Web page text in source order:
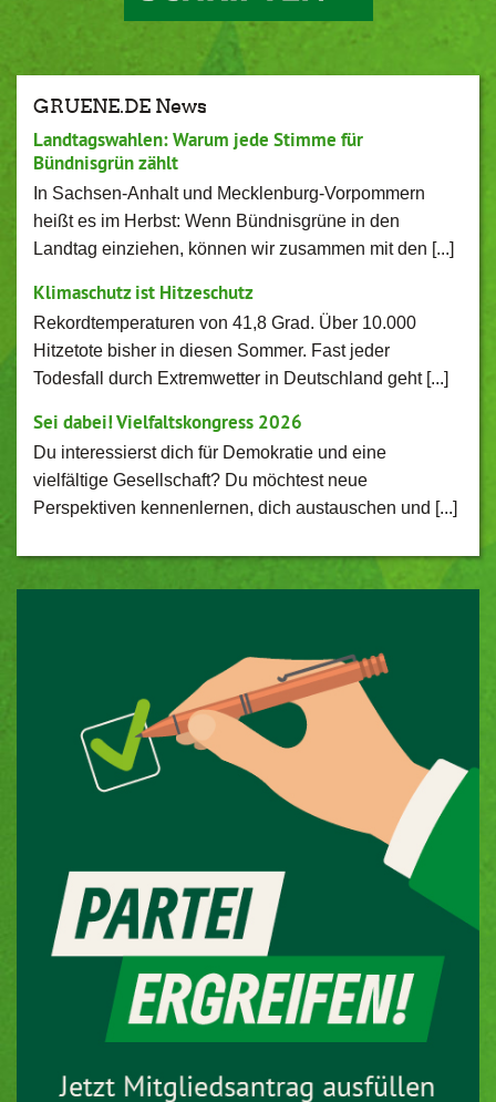
GRUENE.DE News
Landtagswahlen: Warum jede Stimme für
Bündnisgrün zählt
In Sachsen-Anhalt und Mecklenburg-Vorpommern
heißt es im Herbst: Wenn Bündnisgrüne in den
Landtag einziehen, können wir zusammen mit den [...]
Klimaschutz ist Hitzeschutz
Rekordtemperaturen von 41,8 Grad. Über 10.000
Hitzetote bisher in diesen Sommer. Fast jeder
Todesfall durch Extremwetter in Deutschland geht [...]
Sei dabei! Vielfaltskongress 2026
Du interessierst dich für Demokratie und eine
vielfältige Gesellschaft? Du möchtest neue
Perspektiven kennenlernen, dich austauschen und [...]